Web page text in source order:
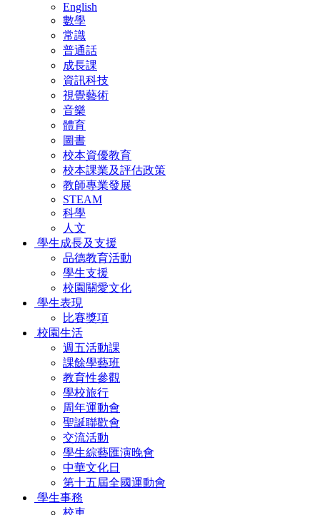
English
數學
常識
普通話
成長課
資訊科技
視覺藝術
音樂
體育
圖書
校本資優教育
校本課業及評估政策
教師專業發展
STEAM
科學
人文
學生成長及支援
品德教育活動
學生支援
校園關愛文化
學生表現
比賽獎項
校園生活
週五活動課
課餘學藝班
教育性參觀
學校旅行
周年運動會
聖誕聯歡會
交流活動
學生綜藝匯演晚會
中華文化日
第十五屆全國運動會
學生事務
校車